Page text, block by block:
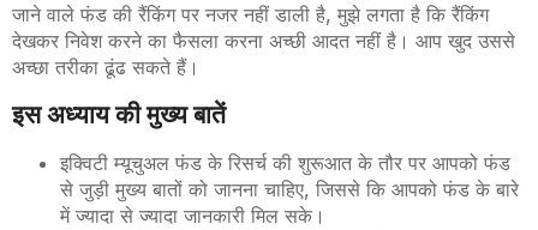
जाने वाले फंड की रैंकिंग पर नजर नहीं डाली है, मुझे लगता है कि रैंकिंग
देखकर निवेश करने का फैसला करना अच्छी आदत नहीं है। आप खुद उससे
अच्छा तरीका ढूंढ सकते हैं।
इस अध्याय की मुख्य बातें
इक्विटी म्यूचुअल फंड के रिसर्च की शुरूआत के तौर पर आपको फंड
से जुड़ी मुख्य बातों को जानना चाहिए, जिससे कि आपको फंड के बारे
में ज्यादा से ज्यादा जानकारी मिल सके।